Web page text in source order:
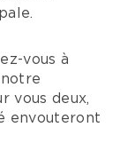
vous à
notre
vous deux,
envouteront